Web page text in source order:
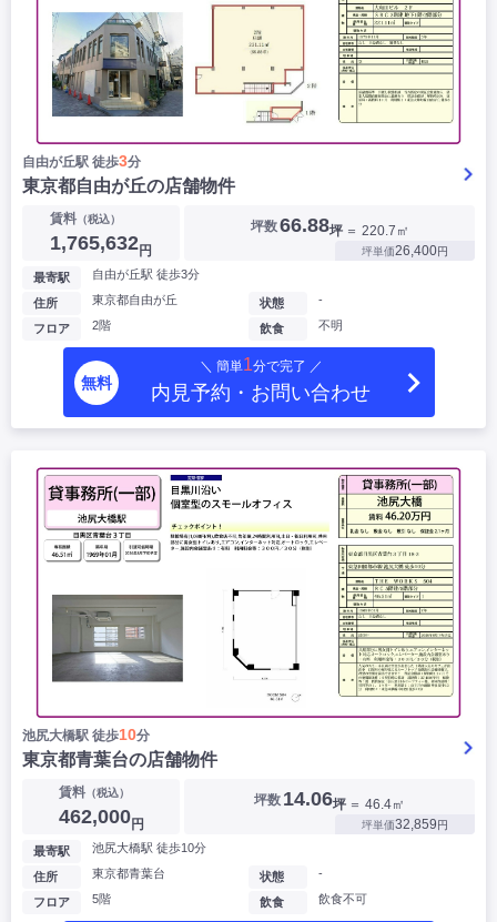
自由が丘駅 徒歩3分
東京都自由が丘の店舗物件
賃料 （税込）
1,765,632円
坪数66.88坪 ＝ 220.7㎡
坪単価26,400円
最寄駅 自由が丘駅 徒歩3分
住所 東京都自由が丘
フロア 2階
状態 -
飲食 不明
無料
＼ 簡単1分で完了 ／
内見予約・お問い合わせ
池尻大橋駅 徒歩10分
東京都青葉台の店舗物件
賃料（税込）
462,000円
坪数 14.06坪 ＝ 46.4㎡
坪単価32,859円
最寄駅 池尻大橋駅 徒歩10分
住所 東京都青葉台
フロア 5階
状態 -
飲食 飲食不可